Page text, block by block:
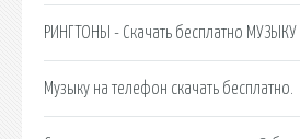
РИНГТОНЫ - Скачать бесплатно
Музыку на телефон скачать бесплатно.